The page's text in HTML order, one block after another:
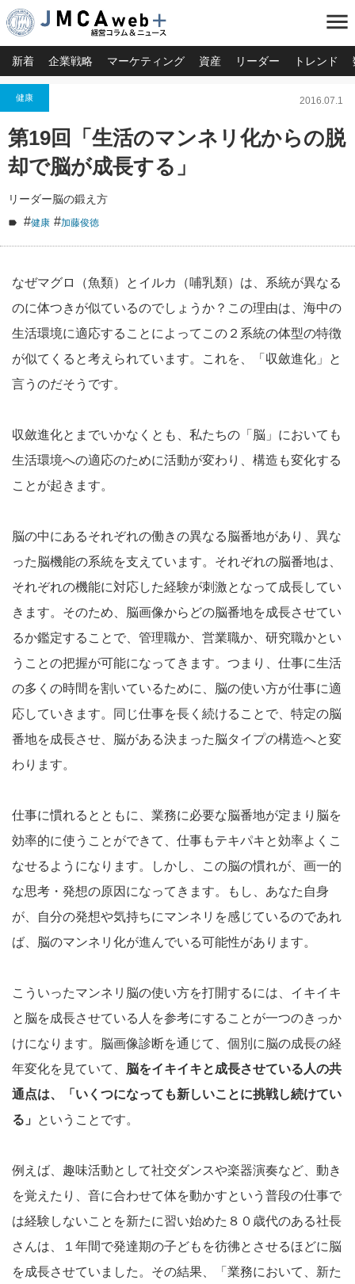
menu
新着 企業戦略 マーケティング 資産 リーダー トレンド
健康 2016.07.1
第19回「生活のマンネリ化からの脱
却で脳が成長する」
リーダー脳の鍛え方
#健康 #加藤俊徳
なぜマグロ（魚類）とイルカ（哺乳類）は、系統が異なる
のに体つきが似ているのでしょうか？この理由は、海中の
生活環境に適応することによってこの２系統の体型の特徴
が似てくると考えられています。これを、「収斂進化」と
言うのだそうです。
収斂進化とまでいかなくとも、私たちの「脳」においても
生活環境への適応のために活動が変わり、構造も変化する
ことが起きます。
脳の中にあるそれぞれの働きの異なる脳番地があり、異な
った脳機能の系統を支えています。それぞれの脳番地は、
それぞれの機能に対応した経験が刺激となって成長してい
きます。そのため、脳画像からどの脳番地を成長させてい
るか鑑定することで、管理職か、営業職か、研究職かとい
うことの把握が可能になってきます。つまり、仕事に生活
の多くの時間を割いているために、脳の使い方が仕事に適
応していきます。同じ仕事を長く続けることで、特定の脳
番地を成長させ、脳がある決まった脳タイプの構造へと変
わります。
仕事に慣れるとともに、業務に必要な脳番地が定まり脳を
効率的に使うことができて、仕事もテキパキと効率よくこ
なせるようになります。しかし、この脳の慣れが、画一的
な思考・発想の原因になってきます。もし、あなた自身
が、自分の発想や気持ちにマンネリを感じているのであれ
ば、脳のマンネリ化が進んでいる可能性があります。
こういったマンネリ脳の使い方を打開するには、イキイキ
と脳を成長させている人を参考にすることが一つのきっか
けになります。脳画像診断を通じて、個別に脳の成長の経
年変化を見ていて、 脳をイキイキと成長させている人の共
通点は、「いくつになっても新しいことに挑戦し続けてい
る」
ということです。
例えば、趣味活動として社交ダンスや楽器演奏など、動き
を覚えたり、音に合わせて体を動かすという普段の仕事で
は経験しないことを新たに習い始めた８０歳代のある社長
さんは、１年間で発達期の子どもを彷彿とさせるほどに脳
を成長させていました。その結果、「業務において、新た